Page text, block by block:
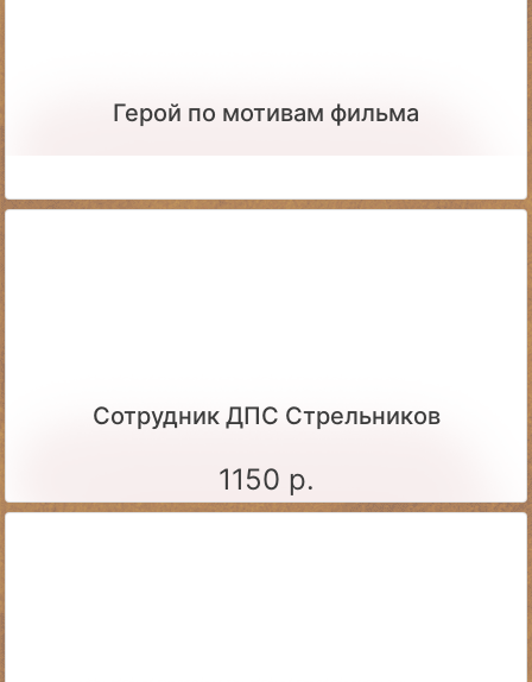
Герой по мотивам фильма
Сотрудник ДПС Стрельников
1150 р.